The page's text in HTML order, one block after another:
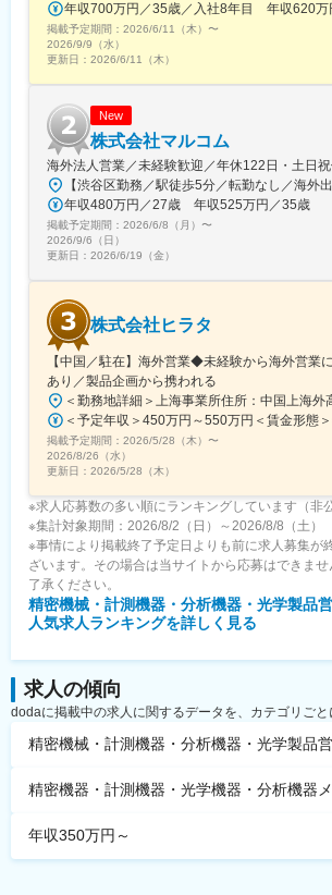
掲載予定期間： 2026/6/11（木） 〜
2026/9/9（水）
更新日： 2026/6/11（木）
New
株式会社マルコム
海外法人営業／未経験歓迎／年休122日・土日
年収480万円／27歳 年収525万円／35歳
掲載予定期間： 2026/6/8（月） 〜
2026/9/6（日）
更新日： 2026/6/19（金）
株式会社ヒラタ
【中国／駐在】海外営業◆未経験から海外営業
あり／製品企画から携われる
掲載予定期間： 2026/5/28（木） 〜
2026/8/26（水）
更新日： 2026/5/28（木）
※求人応募数の多い順にランキングしています（非
※集計対象期間：2026/8/2（日）～2026/8/8（土）
※事情により掲載終了予定日よりも前に求人募集が
ざいます。その場合は当サイトから応募はできま
了承ください。
精密機械・計測機器・分析機器・光学製品営
人気求人ランキングを詳しく見る
求人の傾向
dodaに掲載中の求人に関するデータを、カテゴリごと
精密機械・計測機器・分析機器・光学製品営
精密機器・計測機器・光学機器・分析機器
年収350万円～